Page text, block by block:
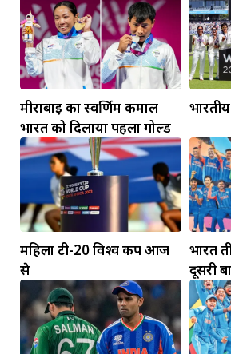
मीराबाई का स्वर्णिम कमाल
भारत को दिलाया पहला गोल्ड
महिला टी-20 विश्व कप आज
से
भारत
दूसरी
विजेता
धनु
बड़ी डील हाथ लग सकती
सुखद पलों की
सुख सुविधाओं में